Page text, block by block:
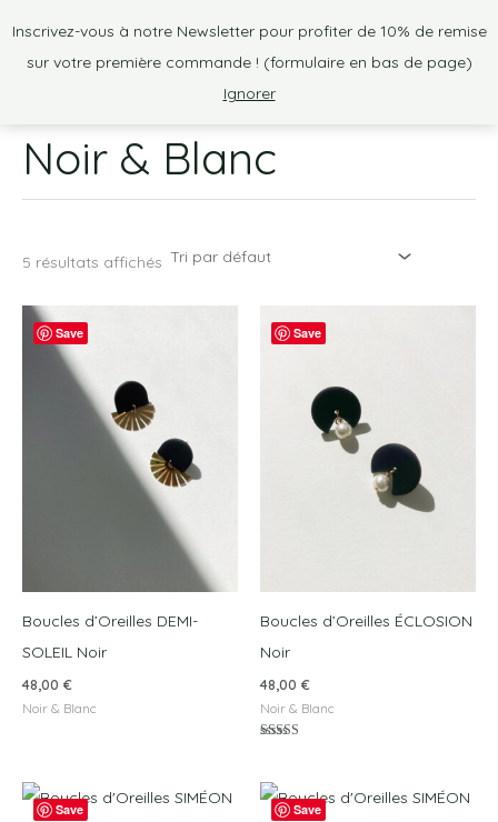
Inscrivez-vous à notre Newsletter pour profiter de 10% de remise
sur votre première commande ! (formulaire en bas de page)
Ignorer
Noir & Blanc
5 résultats affichés
Save
Boucles d’Oreilles DEMI-
SOLEIL Noir
48,00 €
Noir & Blanc
Save
Boucles d’Oreilles ÉCLOSION
Noir
48,00 €
Noir & Blanc
Save Save